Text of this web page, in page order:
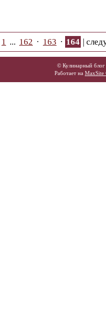
1 ... 162 · 163 · 164 |
© Кулинарный
Работает на MaxSite